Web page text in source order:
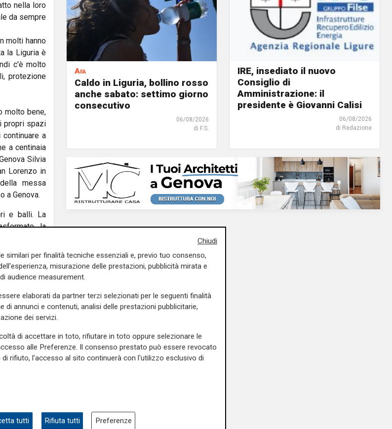
nella loro
da sempre
molti hanno
la Liguria è
c'è molto
protezione
molto bene,
propri spazi
a
a centinaia
Silvia
Lorenzo in
messa
a Genova.
e balli. La
la
invasione
contenti,
anche la
di amici
e invece
fare selfie.
con scritto
sconto?", ha
riversati in
il mondo
presenti
Ducale per
corpo.
Afa
Caldo in Liguria, bollino rosso
anche sabato: settimo giorno
consecutivo
06/08/2026
di F.S.
IRE, insediato il nuovo
Consiglio di
Amministrazione: il
presidente è Giovanni Calisi
06/08/2026
di Redazione
Chiudi
similari per finalità tecniche essenziali e, previo tuo consenso,
misurazione delle prestazioni, pubblicità mirata e
audience measurement.
elaborati da partner terzi selezionati per le seguenti finalità
di annunci e contenuti, analisi delle prestazioni pubblicitarie,
dei servizi.
di accettare in toto, rifiutare in toto oppure selezionare le
alle Preferenze. Il consenso prestato può essere revocato
rifiuto, l'accesso al sito continuerà con l'utilizzo esclusivo di
tutti Rifiuta tutti Preferenze